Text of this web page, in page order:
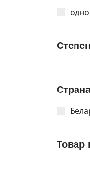
Товар